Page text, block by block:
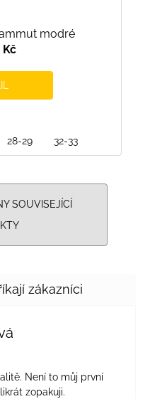
modré
Kč
28-29 32-33
SOUVISEJÍCÍ
je 5 z 5 hvězdiček.
Není to můj první
zopakuji.